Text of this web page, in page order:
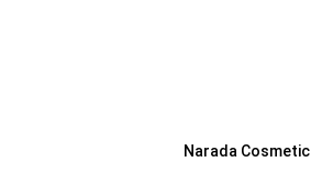
Narada Cosmetic